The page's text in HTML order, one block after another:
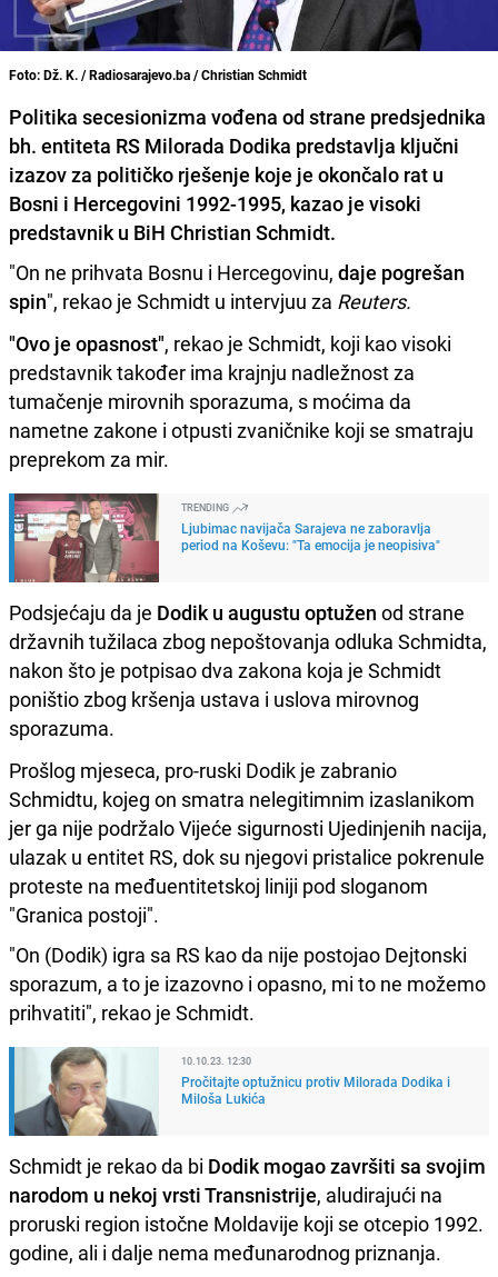
Foto: Dž. K. / Radiosarajevo.ba / Christian Schmidt
Politika secesionizma vođena od strane predsjednika
bh. entiteta RS Milorada Dodika predstavlja ključni
izazov za političko rješenje koje je okončalo rat u
Bosni i Hercegovini 1992-1995, kazao je visoki
predstavnik u BiH Christian Schmidt.
"On ne prihvata Bosnu i Hercegovinu, daje pogrešan
spin", rekao je Schmidt u intervjuu za Reuters.
"Ovo je opasnost", rekao je Schmidt, koji kao visoki
predstavnik također ima krajnju nadležnost za
tumačenje mirovnih sporazuma, s moćima da
nametne zakone i otpusti zvaničnike koji se smatraju
preprekom za mir.
TRENDING
Ljubimac navijača Sarajeva ne zaboravlja
period na Koševu: "Ta emocija je neopisiva"
Podsjećaju da je Dodik u augustu optužen od strane
državnih tužilaca zbog nepoštovanja odluka Schmidta,
nakon što je potpisao dva zakona koja je Schmidt
poništio zbog kršenja ustava i uslova mirovnog
sporazuma.
Prošlog mjeseca, pro-ruski Dodik je zabranio
Schmidtu, kojeg on smatra nelegitimnim izaslanikom
jer ga nije podržalo Vijeće sigurnosti Ujedinjenih nacija,
ulazak u entitet RS, dok su njegovi pristalice pokrenule
proteste na međuentitetskoj liniji pod sloganom
"Granica postoji".
"On (Dodik) igra sa RS kao da nije postojao Dejtonski
sporazum, a to je izazovno i opasno, mi to ne možemo
prihvatiti", rekao je Schmidt.
10.10.23. 12:30
Pročitajte optužnicu protiv Milorada Dodika i
Miloša Lukića
Schmidt je rekao da bi Dodik mogao završiti sa svojim
narodom u nekoj vrsti Transnistrije, aludirajući na
proruski region istočne Moldavije koji se otcepio 1992.
godine, ali i dalje nema međunarodnog priznanja.